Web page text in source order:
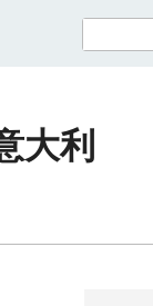
大利